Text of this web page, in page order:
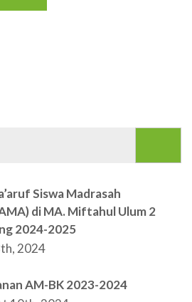
Siswa Madrasah
di MA. Miftahul Ulum 2
2024-2025
2024
AM-BK 2023-2024